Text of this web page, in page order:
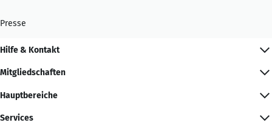
Presse
Hilfe & Kontakt
Mitgliedschaften
Hauptbereiche
Services